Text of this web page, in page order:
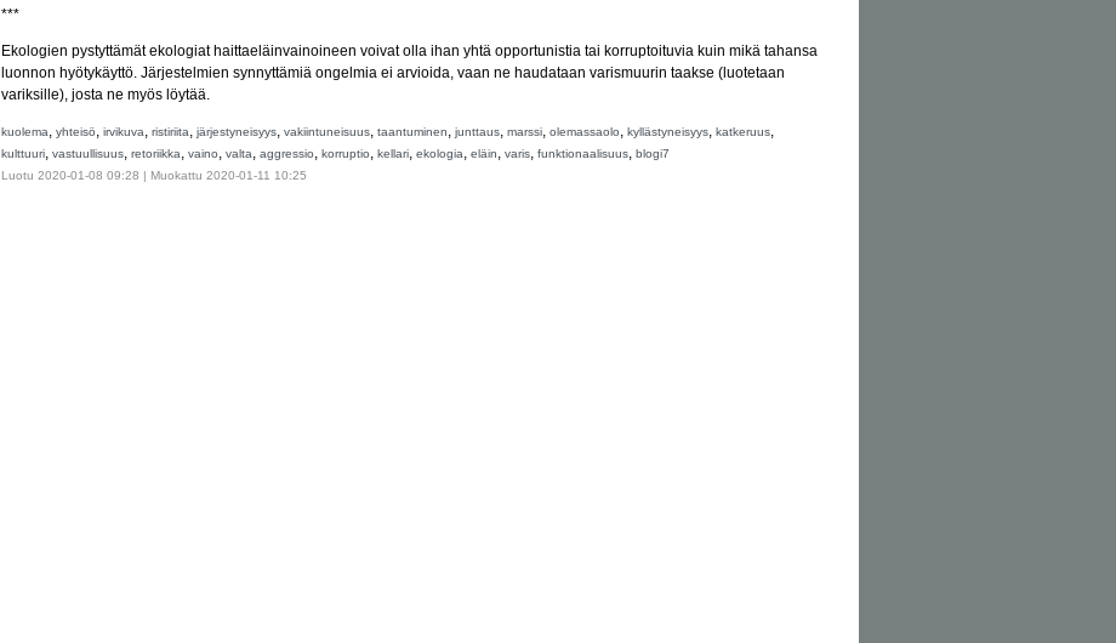
***
Ekologien pystyttämät ekologiat haittaeläinvainoineen voivat olla ihan yhtä opportunistia tai korruptoituvia kuin mikä tahansa
luonnon hyötykäyttö. Järjestelmien synnyttämiä ongelmia ei arvioida, vaan ne haudataan varismuurin taakse (luotetaan
variksille), josta ne myös löytää.
kuolema, yhteisö, irvikuva, ristiriita, järjestyneisyys, vakiintuneisuus, taantuminen, junttaus, marssi, olemassaolo, kyllästyneisyys, katkeruus,
kulttuuri, vastuullisuus, retoriikka, vaino, valta, aggressio, korruptio, kellari, ekologia, eläin, varis, funktionaalisuus, blogi7
Luotu 2020-01-08 09:28 | Muokattu 2020-01-11 10:25